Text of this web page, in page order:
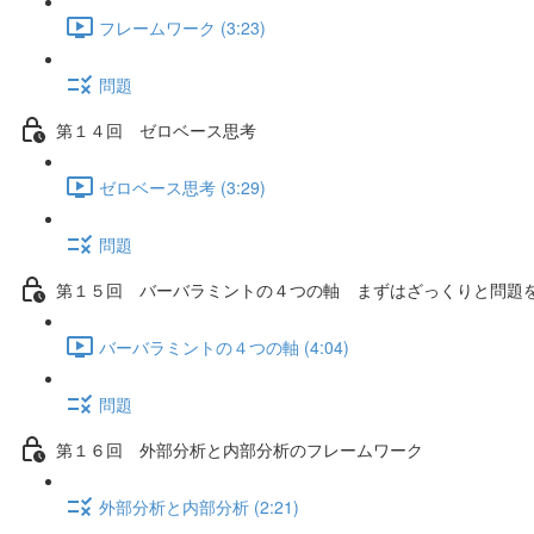
フレームワーク (3:23)
問題
第１４回 ゼロベース思考
ゼロベース思考 (3:29)
問題
第１５回 バーバラミントの４つの軸 まずはざっくりと問題
バーバラミントの４つの軸 (4:04)
問題
第１６回 外部分析と内部分析のフレームワーク
外部分析と内部分析 (2:21)